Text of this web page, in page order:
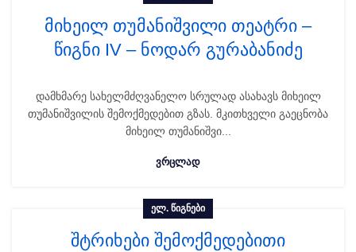
მიხეილ თუმანიშვილი თეატრი –
წიგნი IV – ნოდარ გურაბანიძე
დამხმარე სახელმძღვანელო სრულად ასახავს მიხეილ
თუმანიშვილის შემოქმედებით გზას. მკითხველი გაეცნობა
მიხეილ თუმანიშვი...
ᲕᲠᲪᲚᲐᲓ
ᲔᲚ. ᲬᲘᲒᲜᲔᲑᲘ
შტრიხები შემოქმედებითი